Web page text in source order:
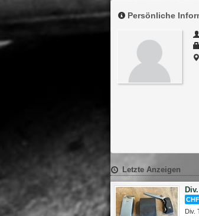
Persönliche
Letzte Anzeigen
Div.